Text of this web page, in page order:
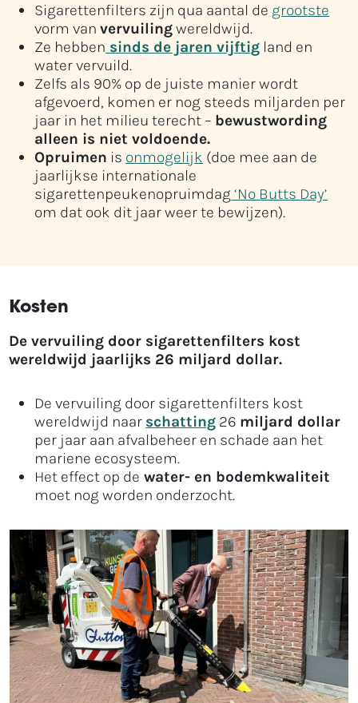
Sigarettenfilters zijn qua aantal de grootste
vorm vanvervuilingwereldwijd.
Ze hebben sinds de jaren vijftig land en
water vervuild.
Zelfs als 90% op de juiste manier wordt
afgevoerd, komen er nog steeds miljarden per
jaar in het milieu terecht – bewustwording
alleen is niet voldoende.
Opruimen is onmogelijk (doe mee aan de
jaarlijkse internationale
sigarettenpeukenopruimdag ‘No Butts Day’
om dat ook dit jaar weer te bewijzen).
Kosten
De vervuiling door sigarettenfilters kost
wereldwijd jaarlijks 26 miljard dollar.
De vervuiling door sigarettenfilters kost
wereldwijd naar schatting 26 miljard dollar
per jaar aan afvalbeheer en schade aan het
mariene ecosysteem.
Het effect op de water- en bodemkwaliteit
moet nog worden onderzocht.